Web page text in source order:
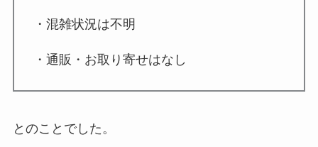
・混雑状況は不明
・通販・お取り寄せはなし
とのことでした。